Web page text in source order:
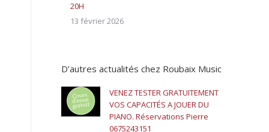
20H
13 février 2026
D’autres actualités chez Roubaix Music
VENEZ TESTER GRATUITEMENT
VOS CAPACITÉS A JOUER DU
PIANO. Réservations Pierre
0675243151